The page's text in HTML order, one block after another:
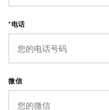
*电话
微信